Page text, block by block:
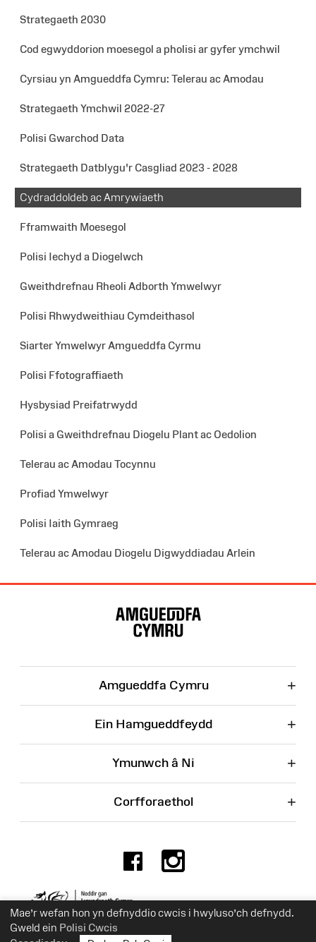
Mae’r wefan hon yn defnyddio cwcis i hwyluso’ch defnydd.
Gweld ein Polisi Cwcis
Strategaeth 2030
Cod egwyddorion moesegol a pholisi ar gyfer ymchwil
Cyrsiau yn Amgueddfa Cymru: Telerau ac Amodau
Strategaeth Ymchwil 2022-27
Polisi Gwarchod Data
Strategaeth Datblygu'r Casgliad 2023 - 2028
Cydraddoldeb ac Amrywiaeth
Fframwaith Moesegol
Polisi Iechyd a Diogelwch
Gweithdrefnau Rheoli Adborth Ymwelwyr
Polisi Rhwydweithiau Cymdeithasol
Siarter Ymwelwyr Amgueddfa Cyrmu
Polisi Ffotograffiaeth
Hysbysiad Preifatrwydd
Polisi a Gweithdrefnau Diogelu Plant ac Oedolion
Telerau ac Amodau Tocynnu
Profiad Ymwelwyr
Polisi Iaith Gymraeg
Telerau ac Amodau Diogelu Digwyddiadau Arlein
Amgueddfa Cymru +
Ein Hamgueddfeydd +
Ymunwch â Ni +
Corfforaethol +
Facebook
Rhif Elusen 525774